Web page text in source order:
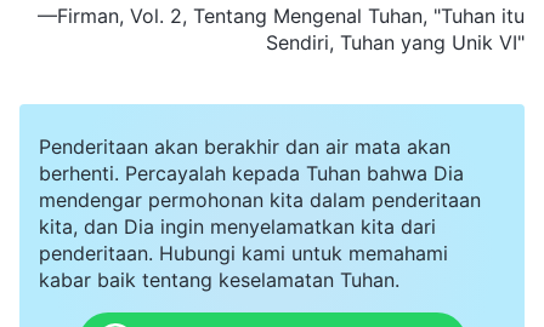
—Firman, Vol. 2, Tentang Mengenal Tuhan, "Tuhan itu
Sendiri, Tuhan yang Unik VI"
Penderitaan akan berakhir dan air mata akan
berhenti. Percayalah kepada Tuhan bahwa Dia
mendengar permohonan kita dalam penderitaan
kita, dan Dia ingin menyelamatkan kita dari
penderitaan. Hubungi kami untuk memahami
kabar baik tentang keselamatan Tuhan.